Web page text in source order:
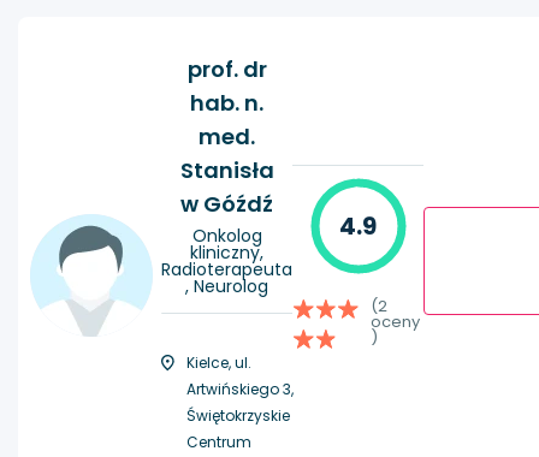
prof. dr
hab. n.
med.
Stanisła
w Góźdź
Onkolog
kliniczny,
Radioterapeuta
, Neurolog
Kielce, ul.
Artwińskiego 3,
Świętokrzyskie
Centrum
4.9
(2
oceny
)